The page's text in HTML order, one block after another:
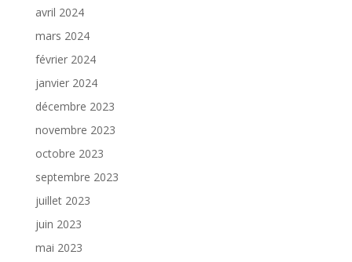
avril 2024
mars 2024
février 2024
janvier 2024
décembre 2023
novembre 2023
octobre 2023
septembre 2023
juillet 2023
juin 2023
mai 2023